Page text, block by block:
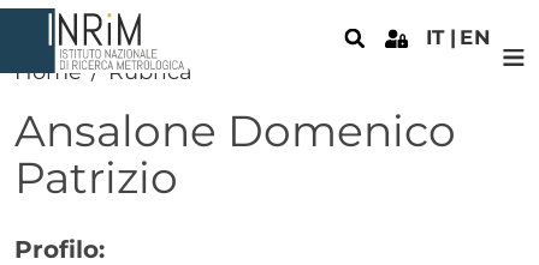
Salta al contenuto principale
IT EN
Home Rubrica
Ansalone Domenico
Patrizio
Profilo: